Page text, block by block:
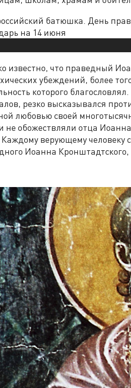
известно, что праведный
убеждений, более
которого
резко высказывался
любовью своей
не обожествляли отца
Каждому верующему
Иоанна Кронштадтского,